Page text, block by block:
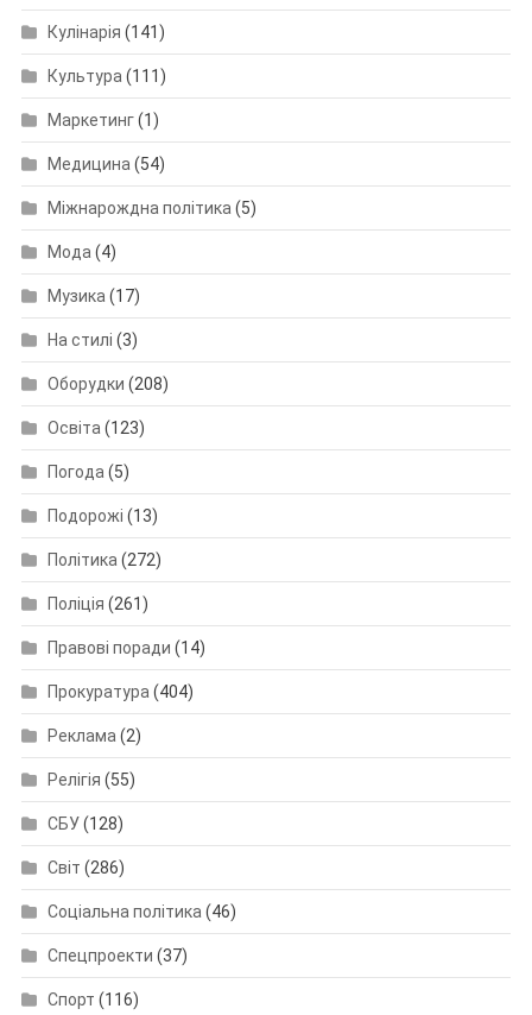
Кулінарія (141)
Культура (111)
Маркетинг(1)
Медицина (54)
Міжнарождна політика (5)
Мода (4)
Музика (17)
На стилі (3)
Оборудки (208)
Освіта (123)
Погода (5)
Подорожі (13)
Політика (272)
Поліція (261)
Правові поради (14)
Прокуратура (404)
Реклама (2)
Релігія (55)
СБУ(128)
Світ (286)
Соціальна політика (46)
Спецпроекти (37)
Спорт (116)